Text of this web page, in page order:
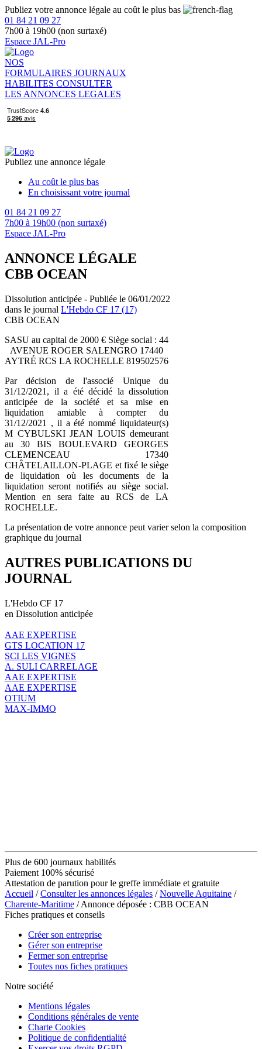
Publiez votre annonce légale au coût le plus bas
01 84 21 09 27
7h00 à 19h00 (non surtaxé)
Espace JAL-Pro
NOS
FORMULAIRES JOURNAUX
HABILITES CONSULTER
LES ANNONCES LEGALES
Publiez une annonce légale
Au coût le plus bas
En choisissant votre journal
01 84 21 09 27
7h00 à 19h00 (non surtaxé)
Espace JAL-Pro
ANNONCE LÉGALE
CBB OCEAN
Dissolution anticipée - Publiée le 06/01/2022
dans le journal L'Hebdo CF 17 (17)
CBB OCEAN
SASU au capital de 2000 € Siège social : 44
AVENUE ROGER SALENGRO 17440
AYTRÉ RCS LA ROCHELLE 819502576
Par décision de l'associé Unique du
31/12/2021, il a été décidé la dissolution
anticipée de la société et sa mise en
liquidation amiable à compter du
31/12/2021 , il a été nommé liquidateur(s)
M CYBULSKI JEAN LOUIS demeurant
au 30 BIS BOULEVARD GEORGES
CLEMENCEAU 17340
CHÂTELAILLON-PLAGE et fixé le siège
de liquidation où les documents de la
liquidation seront notifiés au siège social.
Mention en sera faite au RCS de LA
ROCHELLE.
La présentation de votre annonce peut varier selon la composition
graphique du journal
AUTRES PUBLICATIONS DU
JOURNAL
L'Hebdo CF 17
en Dissolution anticipée
AAE EXPERTISE
GTS LOCATION 17
SCI LES VIGNES
A. SULI CARRELAGE
AAE EXPERTISE
AAE EXPERTISE
OTIUM
MAX-IMMO
Plus de 600 journaux habilités
Paiement 100% sécurisé
Attestation de parution pour le greffe immédiate et gratuite
Accueil /Consulter les annonces légales /Nouvelle Aquitaine /
Charente-Maritime / Annonce déposée : CBB OCEAN
Fiches pratiques et conseils
Créer son entreprise
Gérer son entreprise
Fermer son entreprise
Toutes nos fiches pratiques
Notre société
Mentions légales
Conditions générales de vente
Charte Cookies
Politique de confidentialité